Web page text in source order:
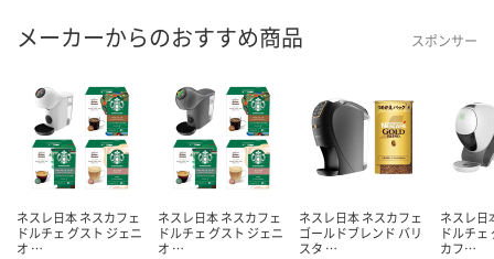
メーカーからのおすすめ商品 スポンサー
ネスレ日本 ネスカフェ
ドルチェ グスト ジェニ
オ …
ネスレ日本 ネスカフェ
ドルチェ グスト ジェニ
オ …
ネスレ日本 ネスカフェ
ゴールドブレンド バリ
スタ …
ネスレ日
ドルチェ
カフ…